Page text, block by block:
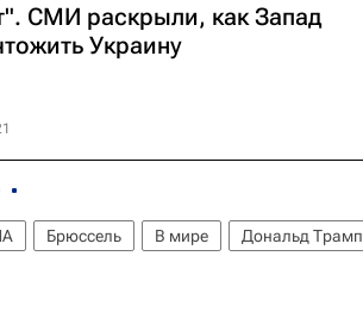
СМИ раскрыли, как Запад
Украину
Брюссель В мире
Дональд Трамп